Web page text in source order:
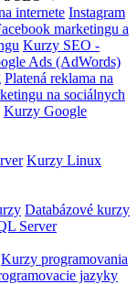
internete Instagram
marketingu a
Kurzy SEO -
Ads (AdWords)
Platená reklama na
na sociálnych
Kurzy Google
Kurzy Linux
Databázové kurzy
Server
Kurzy programovania
jazyky